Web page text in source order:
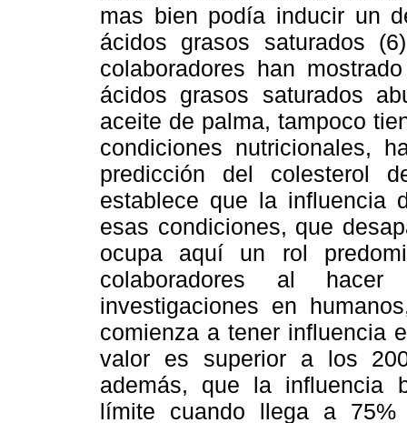
mas bien podía inducir un
ácidos grasos saturados
colaboradores han
ácidos grasos saturados
aceite de palma, tampoco
condiciones nutricionales,
predicción del colesterol
establece que la influencia
esas condiciones, que
ocupa aquí un rol
colaboradores al
investigaciones en
comienza a tener influencia
valor es superior a los
además, que la influencia
límite cuando llega a